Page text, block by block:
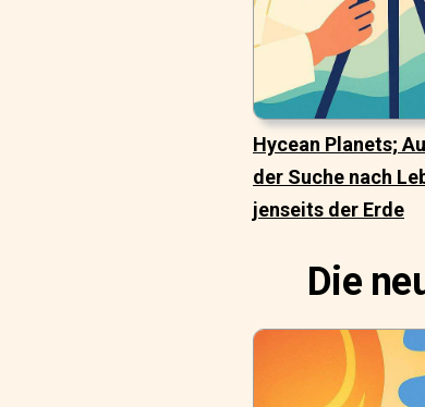
Hycean Planets;
der Suche nach
jenseits der Erde
Die